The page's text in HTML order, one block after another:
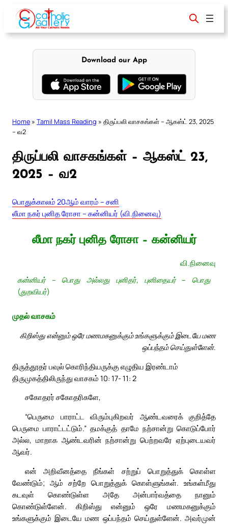
content
Download our App
Home » Tamil Mass Reading » திருப்பலி வாசகங்கள் – ஆகஸ்ட் 23, 2025
– வ2
திருப்பலி வாசகங்கள் – ஆகஸ்ட் 23,
2025 – வ2
பொதுக்காலம் 20ஆம் வாரம் – சனி
லீமா நகர் புனித ரோசா – கன்னியர் (வி.நினைவு)
லீமா நகர் புனித ரோசா – கன்னியர்
வி.நினைவு
கன்னியர் – பொது அல்லது புனிதர், புனிதையர் – பொது
(துறவியர்)
முதல் வாசகம்
கிறிஸ்து என்னும் ஒரே மணமகனுக்கும் உங்களுக்கும் இடையே மண
ஒப்பந்தம் செய்துள்ளேன்.
திருத்தூதர் பவுல் கொரிந்தியருக்கு எழுதிய இரண்டாம்
திருமுகத்திலிருந்து வாசகம் 10: 17- 11: 2
சகோதரர் சகோதரிகளே,
“பெருமை பாராட்ட விரும்புகிறவர் ஆண்டவரைக் குறித்தே
பெருமை பாராட்டட்டும்.” தமக்குத் தாமே நற்சான்று கொடுப்போர்
அல்ல, மாறாக ஆண்டவரின் நற்சான்று பெற்றவரே ஏற்புடையவர்
ஆவர்.
என் அறிவீனத்தை நீங்கள் சற்றுப் பொறுத்துக் கொள்ள
வேண்டும்; ஆம் சற்றே பொறுத்துக் கொள்ளுங்கள். உங்கள்மீது
கடவுள் கொண்டுள்ள அதே அன்பார்வத்தை நானும்
கொண்டுள்ளேன். கிறிஸ்து என்னும் ஒரே மணமகனுக்கும்
உங்களுக்கும் இடையே மண ஒப்பந்தம் செய்துள்ளேன். அவர்முன்